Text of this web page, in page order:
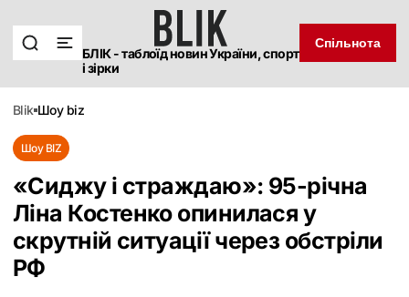
БЛІК - таблоїд новин України, спорт
і зірки
Спільнота
blik шоу biz
Шоу BIZ
«‎Сиджу і страждаю»: 95-річна
Ліна Костенко опинилася у
скрутній ситуації через обстріли
РФ